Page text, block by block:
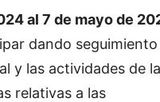
al 7 de mayo de
dando seguimiento
y las actividades de la
relativas a las